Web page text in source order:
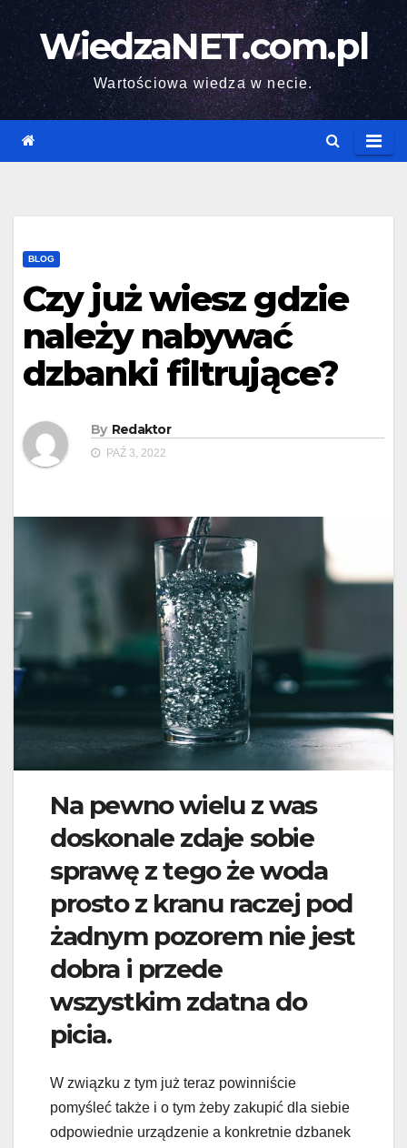
Skip
contentWiedzaNET.com.pl
Wartościowa wiedza w necie.
BLOG
Czy już wiesz gdzie
należy nabywać
dzbanki filtrujące?
By Redaktor
PAŹ 3, 2022
Na pewno wielu z was
doskonale zdaje sobie
sprawę z tego że woda
prosto z kranu raczej pod
żadnym pozorem nie jest
dobra i przede
wszystkim zdatna do
picia.
W związku z tym już teraz powinniście
pomyśleć także i o tym żeby zakupić dla siebie
odpowiednie urządzenie a konkretnie dzbanek